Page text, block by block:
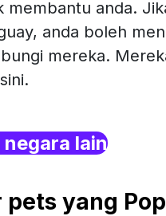
membantu anda.
anda boleh
mereka.
lain
yang